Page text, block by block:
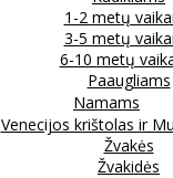
1-2 metų
3-5 metų
6-10 metų
Paaugliams
Namams
Venecijos krištolas ir
Žvakės
Žvakidės